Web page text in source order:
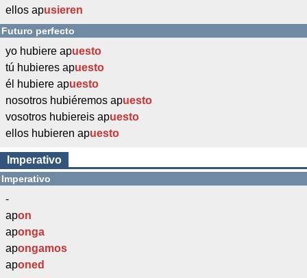
ellos apusieren
Futuro perfecto
yo hubiere apuesto
tú hubieres apuesto
él hubiere apuesto
nosotros hubiéremos apuesto
vosotros hubiereis apuesto
ellos hubieren apuesto
Imperativo
Imperativo
-
apon
aponga
apongamos
aponed